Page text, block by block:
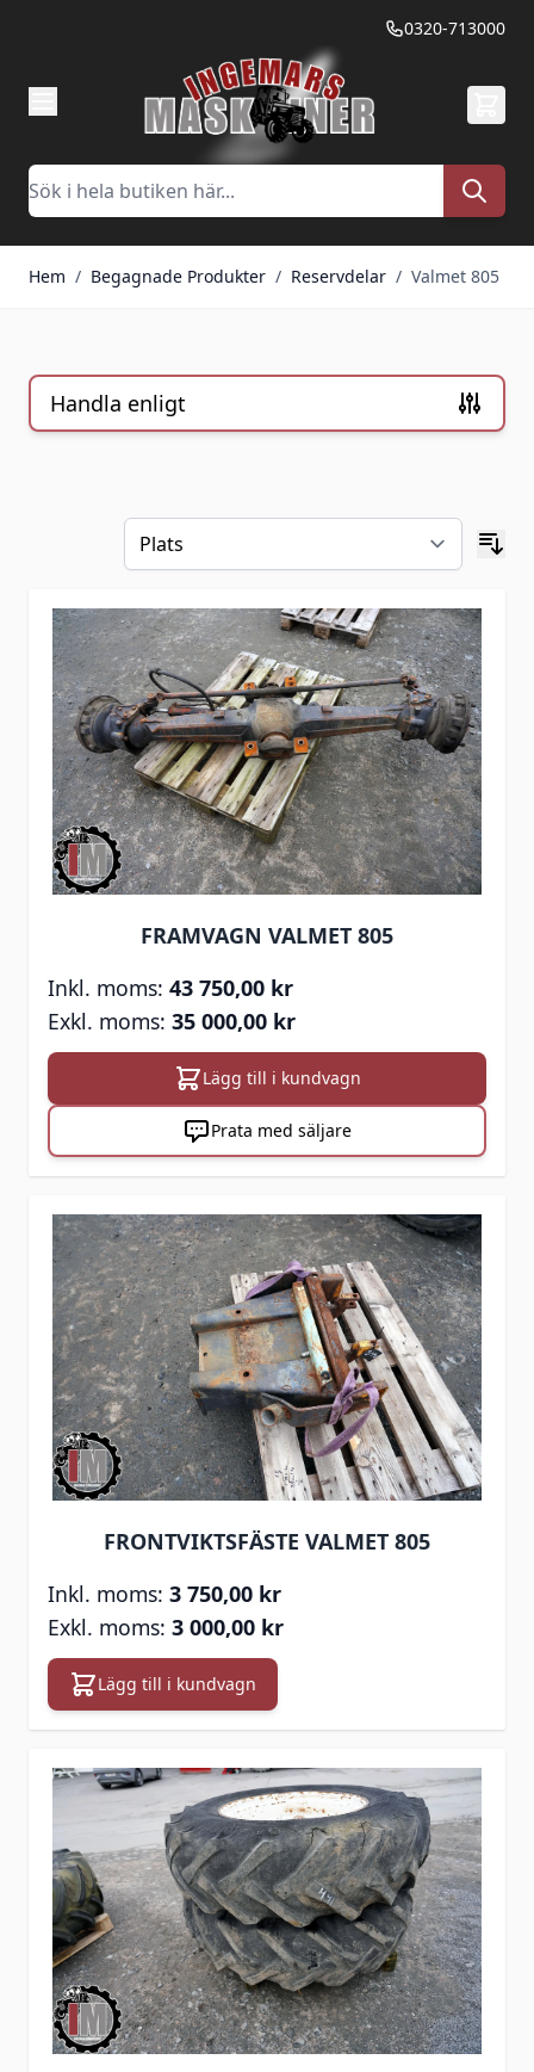
0320-713000
Sök
Hem / Begagnade Produkter / Reservdelar / Valmet 805
Handla enligt
FRAMVAGN VALMET 805
43 750,00 kr
35 000,00 kr
Lägg till i kundvagn
Prata med säljare
FRONTVIKTSFÄSTE VALMET 805
3 750,00 kr
3 000,00 kr
Lägg till i kundvagn